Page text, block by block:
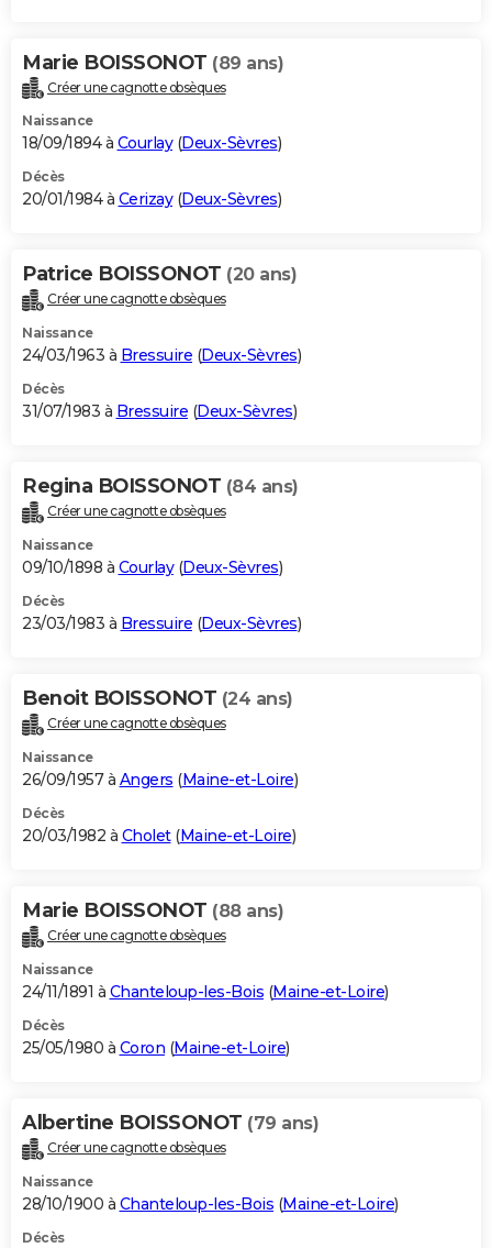
Marie BOISSONOT (89 ans)
Créer une cagnotte obsèques
Naissance
18/09/1894 à Courlay(Deux-Sèvres)
Décès
20/01/1984 à Cerizay(Deux-Sèvres)
Patrice BOISSONOT (20 ans)
Créer une cagnotte obsèques
Naissance
24/03/1963 à Bressuire (Deux-Sèvres)
Décès
31/07/1983 à Bressuire (Deux-Sèvres)
Regina BOISSONOT (84 ans)
Créer une cagnotte obsèques
Naissance
09/10/1898 à Courlay(Deux-Sèvres)
Décès
23/03/1983 à Bressuire (Deux-Sèvres)
Benoit BOISSONOT (24 ans)
Créer une cagnotte obsèques
Naissance
26/09/1957 à Angers (Maine-et-Loire)
Décès
20/03/1982 à Cholet(Maine-et-Loire)
Marie BOISSONOT (88 ans)
Créer une cagnotte obsèques
Naissance
24/11/1891 à Chanteloup-les-Bois (Maine-et-Loire)
Décès
25/05/1980 à Coron (Maine-et-Loire)
Albertine BOISSONOT (79 ans)
Créer une cagnotte obsèques
Naissance
28/10/1900 à Chanteloup-les-Bois (Maine-et-Loire)
Décès